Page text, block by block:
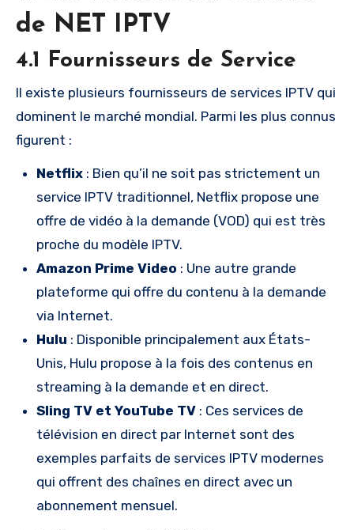
de NET IPTV
4.1 Fournisseurs de Service
Il existe plusieurs fournisseurs de services IPTV qui
dominent le marché mondial. Parmi les plus connus
figurent :
Netflix: Bien qu’il ne soit pas strictement un
service IPTV traditionnel, Netflix propose une
offre de vidéo à la demande (VOD) qui est très
proche du modèle IPTV.
Amazon Prime Video : Une autre grande
plateforme qui offre du contenu à la demande
via Internet.
Hulu : Disponible principalement aux États-
Unis, Hulu propose à la fois des contenus en
streaming à la demande et en direct.
Sling TV et YouTube TV: Ces services de
télévision en direct par Internet sont des
exemples parfaits de services IPTV modernes
qui offrent des chaînes en direct avec un
abonnement mensuel.